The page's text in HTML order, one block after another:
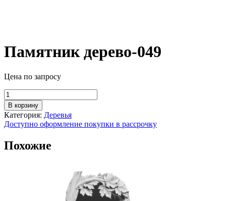
Памятник дерево-049
Цена по запросу
Количество
товара
Памятник
дерево-049
В корзину
Категория: Деревья
Доступно оформление покупки в рассрочку
Похожие